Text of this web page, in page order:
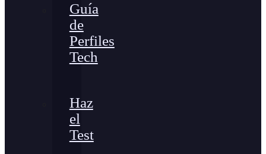
Guía
de
Perfiles
Tech
Haz
el
Test